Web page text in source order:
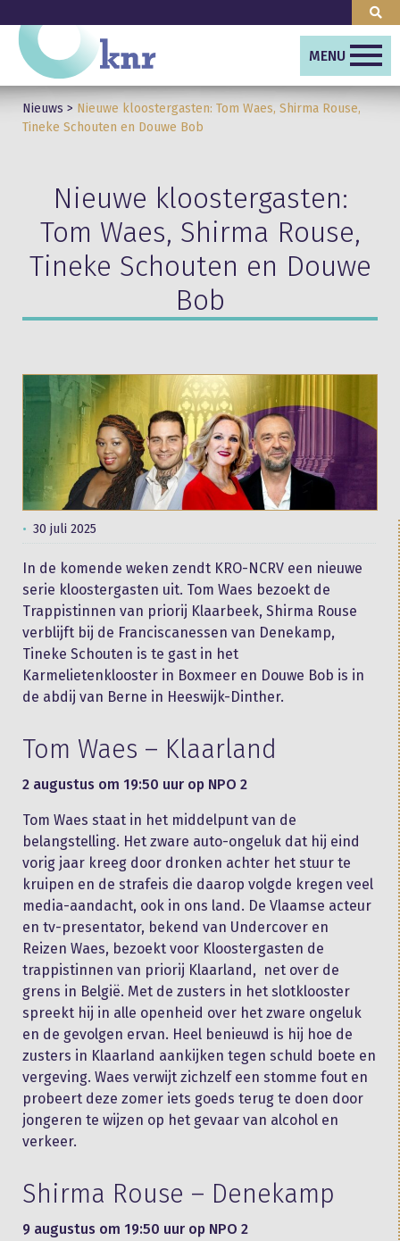
MENU
Nieuws > Nieuwe kloostergasten: Tom Waes, Shirma Rouse,
Tineke Schouten en Douwe Bob
Nieuwe kloostergasten:
Tom Waes, Shirma Rouse,
Tineke Schouten en Douwe
Bob
30 juli 2025
In de komende weken zendt KRO-NCRV een nieuwe
serie kloostergasten uit. Tom Waes bezoekt de
Trappistinnen van priorij Klaarbeek, Shirma Rouse
verblijft bij de Franciscanessen van Denekamp,
Tineke Schouten is te gast in het
Karmelietenklooster in Boxmeer en Douwe Bob is in
de abdij van Berne in Heeswijk-Dinther.
Tom Waes – Klaarland
2 augustus om 19:50 uur op NPO 2
Tom Waes staat in het middelpunt van de
belangstelling. Het zware auto-ongeluk dat hij eind
vorig jaar kreeg door dronken achter het stuur te
kruipen en de strafeis die daarop volgde kregen veel
media-aandacht, ook in ons land. De Vlaamse acteur
en tv-presentator, bekend van Undercover en
Reizen Waes, bezoekt voor Kloostergasten de
trappistinnen van priorij Klaarland, net over de
grens in België. Met de zusters in het slotklooster
spreekt hij in alle openheid over het zware ongeluk
en de gevolgen ervan. Heel benieuwd is hij hoe de
zusters in Klaarland aankijken tegen schuld boete en
vergeving. Waes verwijt zichzelf een stomme fout en
probeert deze zomer iets goeds terug te doen door
jongeren te wijzen op het gevaar van alcohol en
verkeer.
Shirma Rouse – Denekamp
9 augustus om 19:50 uur op NPO 2